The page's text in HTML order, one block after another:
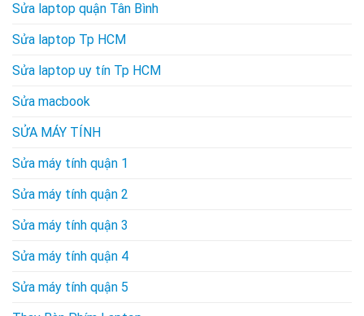
Sửa laptop quận Tân Bình
Sửa laptop Tp HCM
Sửa laptop uy tín Tp HCM
Sửa macbook
SỬA MÁY TÍNH
Sửa máy tính quận 1
Sửa máy tính quận 2
Sửa máy tính quận 3
Sửa máy tính quận 4
Sửa máy tính quận 5